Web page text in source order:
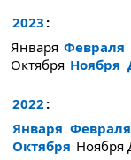
2023 :
Января Февраля
Октября Ноября
2022 :
Января Февраля
Октября Ноября